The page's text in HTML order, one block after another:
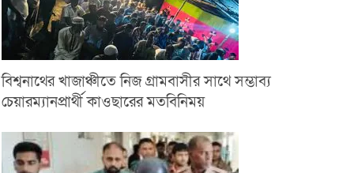
বিশ্বনাথের খাজাঞ্চীতে নিজ গ্রামবাসীর সাথে সম্ভাব্য
চেয়ারম্যানপ্রার্থী কাওছারের মতবিনিময়